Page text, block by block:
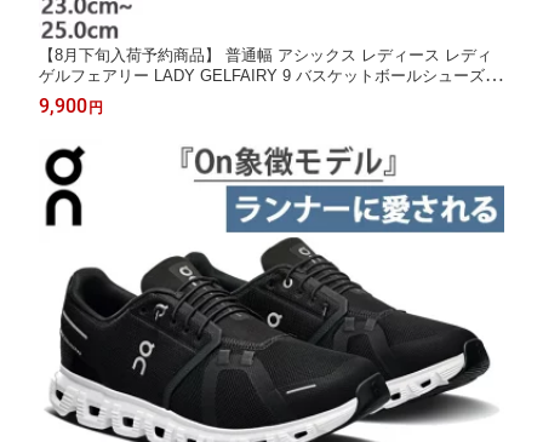
【8月下旬入荷予約商品】 普通幅 アシックス レディース レディ
ゲルフェアリー LADY GELFAIRY 9 バスケットボールシューズ
バッシュ ホワイト 白 送料無料 asics 1062A007
9,900 円